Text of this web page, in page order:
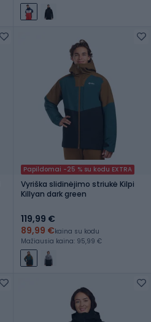
Papildomai -25 % su kodu EXTRA
Vyriška slidinėjimo striukė Kilpi
Killyan dark green
119,99 €
89,99 €kaina su kodu
Mažiausia kaina: 95,99 €